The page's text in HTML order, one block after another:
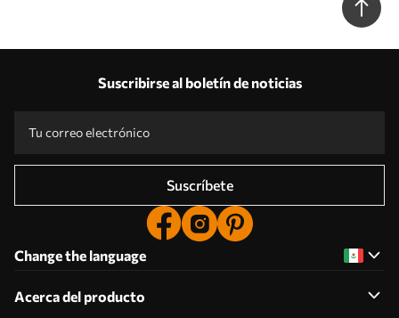
Suscribirse al boletín de noticias
Suscríbete
Change the language
Acerca del producto